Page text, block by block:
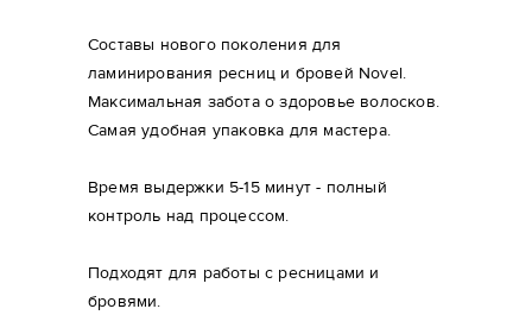
Составы нового поколения для
ламинирования ресниц и бровей Novel.
Максимальная забота о здоровье волосков.
Самая удобная упаковка для мастера.
Время выдержки 5-15 минут - полный
контроль над процессом.
Подходят для работы с ресницами и
бровями.